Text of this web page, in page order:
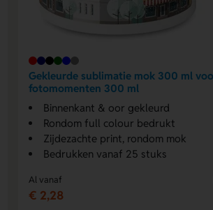
Gekleurde sublimatie mok 300 ml
fotomomenten 300 ml
Binnenkant & oor gekleurd
Rondom full colour bedrukt
Zijdezachte print, rondom mok
Bedrukken vanaf 25 stuks
Al vanaf
€ 2,28